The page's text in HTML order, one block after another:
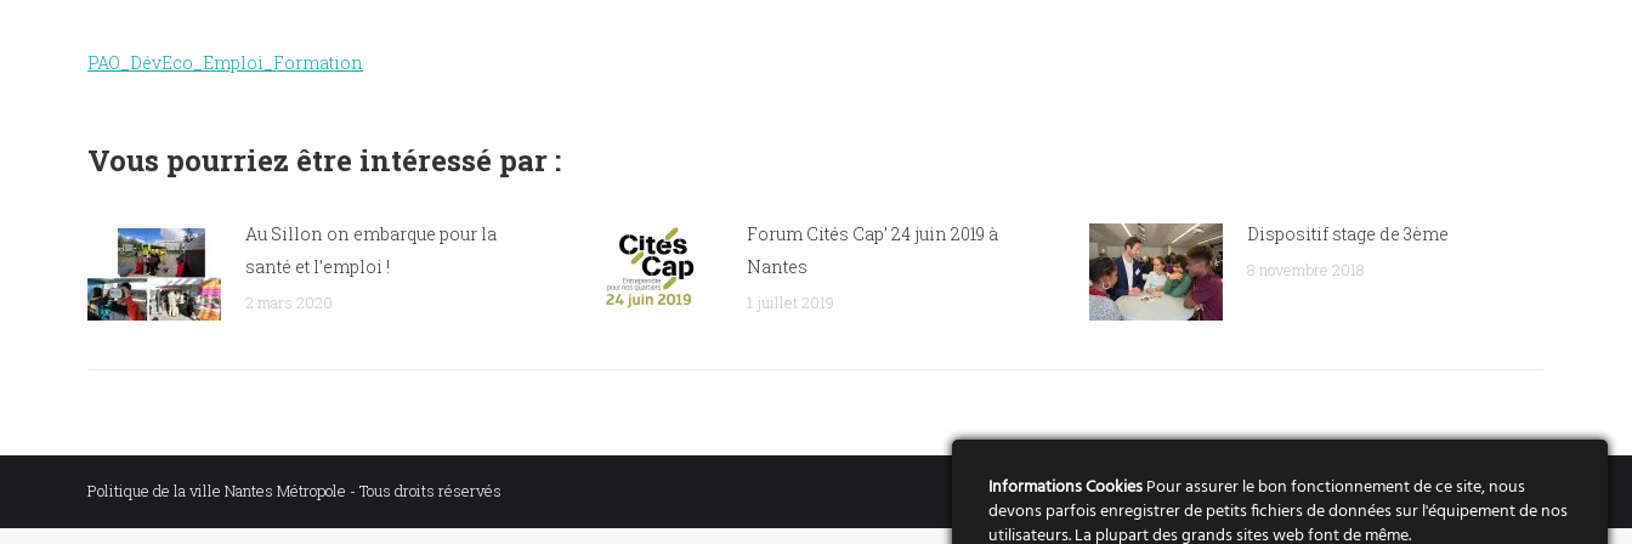
PAO_DévEco_Emploi_Formation
Vous pourriez être intéressé par :
Au Sillon on embarque pour la
santé et l’emploi !
2 mars 2020
Forum Cités Cap’ 24 juin 2019 à
Nantes
1 juillet 2019
Dispositif stage de 3ème
8 novembre 2018
Politique de la ville Nantes Métropole - Tous droits réservés Mentions légales
Informations CookiesPour assurer le bon fonctionnement de ce site, nous
devons parfois enregistrer de petits fichiers de données sur l'équipement de nos
utilisateurs. La plupart des grands sites web font de même.